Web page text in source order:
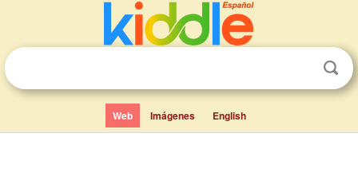
Web Imágenes English